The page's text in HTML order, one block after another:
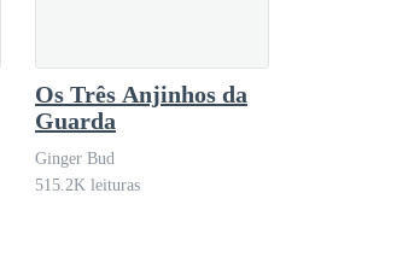
Os Três Anjinhos da
Guarda
Ginger Bud
515.2K leituras